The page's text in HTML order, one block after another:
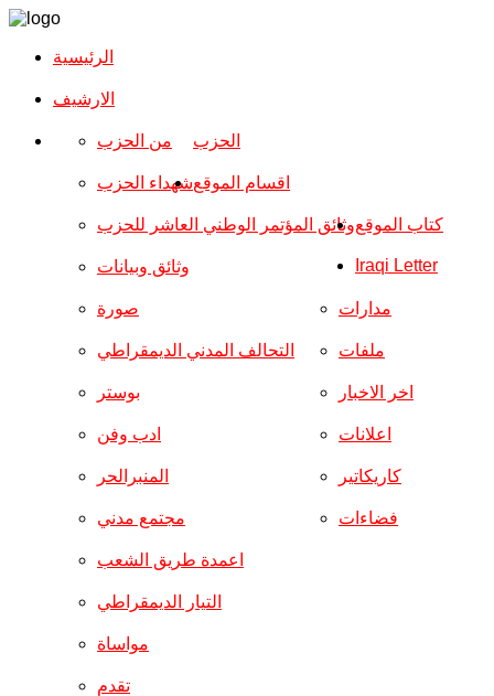
الرئيسية
الارشیف
الحزب من الحزب
شهداء الحزب
وثائق المؤتمر الوطني العاشر للحزب
وثائق وبيانات
اقسام الموقع
صورة
التحالف المدني الديمقراطي
بوستر
ادب وفن
المنبرالحر
مجتمع مدني
مدارات
ملفات
اخر الاخبار
اعلانات
كاريكاتير
فضاءات
اعمدة طريق الشعب
التيار الديمقراطي
مواساة
تقدم
كتاب الموقع
Iraqi Letter